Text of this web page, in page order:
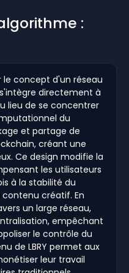
:
le concept d'un réseau
directement à
lieu de se concentrer
du
et partage de
créant une
Ce design modifie la
les utilisateurs
à la stabilité du
créatif. En
un large réseau,
empêchant
le contrôle du
de LBRY permet aux
leur travail